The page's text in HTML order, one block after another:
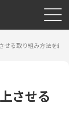
せる取り組み方法を紹介
させる